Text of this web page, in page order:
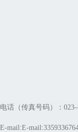
电话（传真号码）：
E-mail:E-